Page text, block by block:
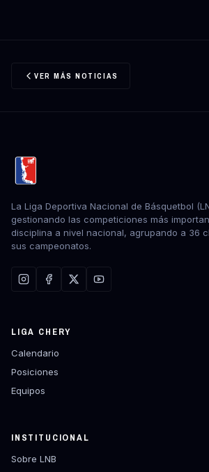
VER MÁS NOTICIAS
La Liga Deportiva Nacional de Básquetbol
gestionando las competiciones más
disciplina a nivel nacional, agrupando a 36
sus campeonatos.
LIGA CHERY
Calendario
Posiciones
Equipos
INSTITUCIONAL
Sobre LNB